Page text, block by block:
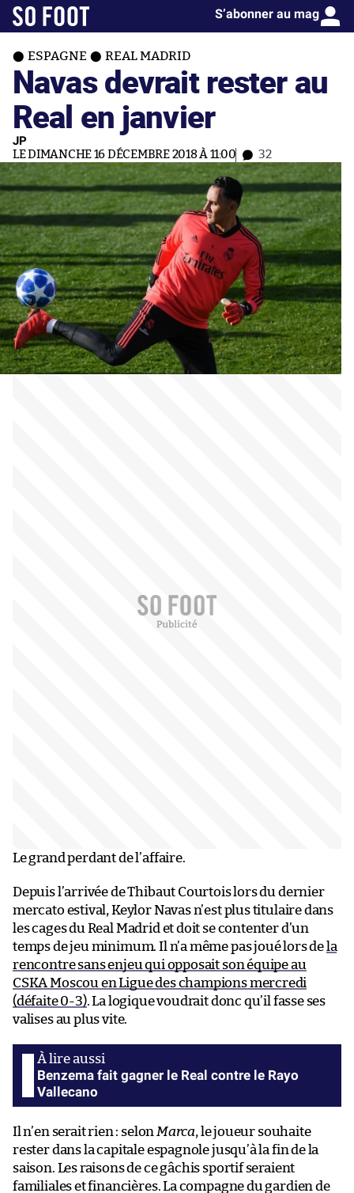
S’abonner au mag
ESPAGNE REAL MADRID
Navas devrait rester au
Real en janvier
JP
LE DIMANCHE 16 DÉCEMBRE 2018 À 11:00 32
Le grand perdant de l’affaire.
Depuis l’arrivée de Thibaut Courtois lors du dernier
mercato estival, Keylor Navas n’est plus titulaire dans
les cages du Real Madrid et doit se contenter d’un
temps de jeu minimum. Il n’a même pas joué lors de la
rencontre sans enjeu qui opposait son équipe au
CSKA Moscou en Ligue des champions mercredi
(défaite 0-3). La logique voudrait donc qu’il fasse ses
valises au plus vite.
Benzema fait gagner le Real contre le Rayo
Vallecano
Il n’en serait rien : selon Marca, le joueur souhaite
rester dans la capitale espagnole jusqu’à la fin de la
saison. Les raisons de ce gâchis sportif seraient
familiales et financières. La compagne du gardien de